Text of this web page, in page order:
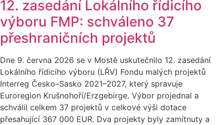
12. zasedání Lokálního řídicího
výboru FMP: schváleno 37
přeshraničních projektů
Dne 9. června 2026 se v Mostě uskutečnilo 12. zasedání
Lokálního řídicího výboru (LŘV) Fondu malých projektů
Interreg Česko–Sasko 2021–2027, který spravuje
Euroregion Krušnohoří/Erzgebirge. Výbor projednal a
schválil celkem 37 projektů v celkové výši dotace
přesahující 367 000 EUR. Dva projekty byly zamítnuty a